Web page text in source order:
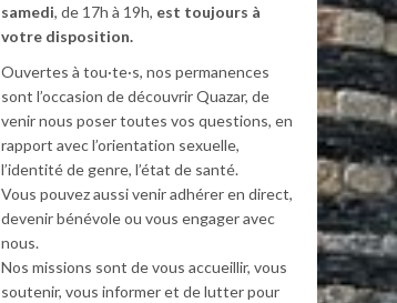
samedi, de 17h à 19h, est toujours à
votre disposition.
Ouvertes à tou·te·s, nos permanences
sont l’occasion de découvrir Quazar, de
venir nous poser toutes vos questions, en
rapport avec l’orientation sexuelle,
l’identité de genre, l’état de santé.
Vous pouvez aussi venir adhérer en direct,
devenir bénévole ou vous engager avec
nous.
Nos missions sont de vous accueillir, vous
soutenir, vous informer et de lutter pour